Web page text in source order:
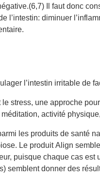
Il faut donc
l’intestin: diminuer
l’intestin irritable de
stress, une approche pour
activité
les produits de santé
Le produit Align
puisque chaque cas
semblent donner des